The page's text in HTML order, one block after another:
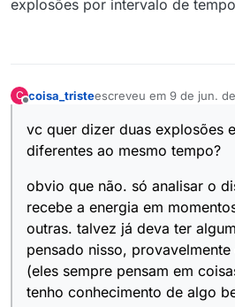
explosões por intervalo de
C coisa_tristeescreveu em 9 de jun.
última edição por
vc quer dizer duas explosões
diferentes ao mesmo tempo?
obvio que não. só analisar o
recebe a energia em
outras. talvez já deva ter
pensado nisso,
(eles sempre pensam em
tenho conhecimento de algo